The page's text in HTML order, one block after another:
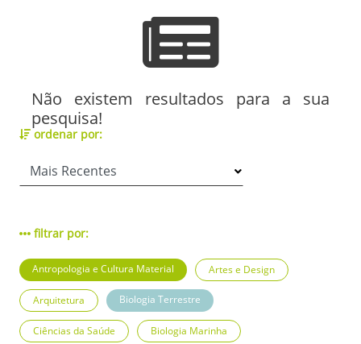
Não existem resultados para a sua
pesquisa!
ordenar por:
filtrar por:
Antropologia e Cultura Material Artes e Design
Arquitetura Biologia Terrestre
Ciências da Saúde Biologia Marinha